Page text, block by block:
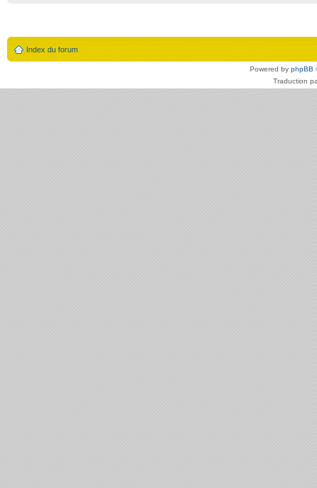
Index du forum
Powered by phpBB
Traduction